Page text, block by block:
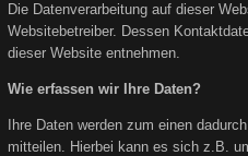
Die Datenverarbeitung auf dieser
Websitebetreiber. Dessen
dieser Website entnehmen.
Wie erfassen wir Ihre Daten?
Ihre Daten werden zum einen
mitteilen. Hierbei kann es sich z.B.